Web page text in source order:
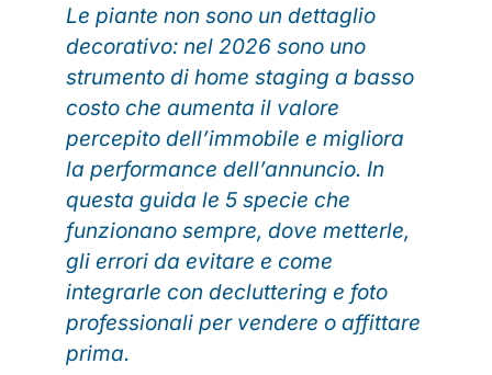
Le piante non sono un dettaglio
decorativo: nel 2026 sono uno
strumento di home staging a basso
costo che aumenta il valore
percepito dell’immobile e migliora
la performance dell’annuncio. In
questa guida le 5 specie che
funzionano sempre, dove metterle,
gli errori da evitare e come
integrarle con decluttering e foto
professionali per vendere o affittare
prima.